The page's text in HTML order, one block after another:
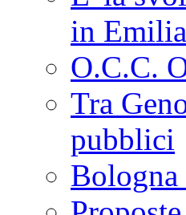
in
O.C.C.
Tra
pubblici